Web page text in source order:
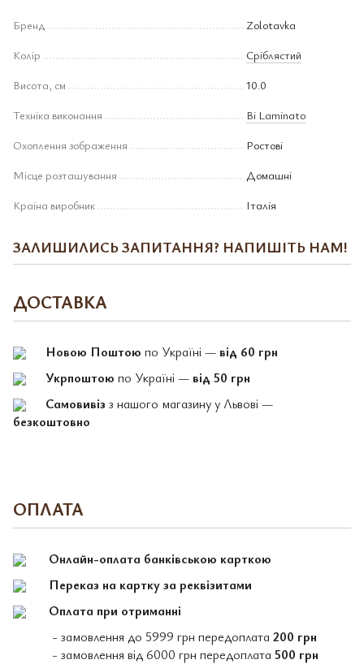
Бренд
Zolotavka
Колір
Сріблястий
Висота, см
10.0
Техніка виконання
Bi Laminato
Охоплення зображення
Ростові
Місце розташування
Домашні
Країна виробник
Італія
ЗАЛИШИЛИСЬ ЗАПИТАННЯ? НАПИШІТЬ НАМ!
ДОСТАВКА
Новою Поштою по Україні — від 60 грн
Укрпоштою по Україні — від 50 грн
Самовивіз з нашого магазину у Львові —
безкоштовно
ОПЛАТА
Онлайн-оплата банківською карткою
Переказ на картку за реквізитами
Оплата при отриманні
- замовлення до 5999 грн передоплата 200 грн
- замовлення від 6000 грн передоплата 500 грн